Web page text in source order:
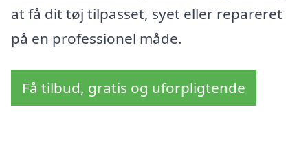
at få dit tøj tilpasset, syet eller repareret
på en professionel måde.
Få tilbud, gratis og uforpligtende